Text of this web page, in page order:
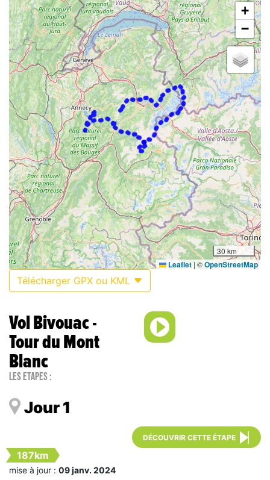
+
−
30 km
Leaflet | ©OpenStreetMap
Télécharger GPX ou KML
Vol Bivouac -
Tour du Mont
Blanc
Les étapes :
Jour 1
DÉCOUVRIR CETTE ÉTAPE
187km
mise à jour : 09 janv. 2024